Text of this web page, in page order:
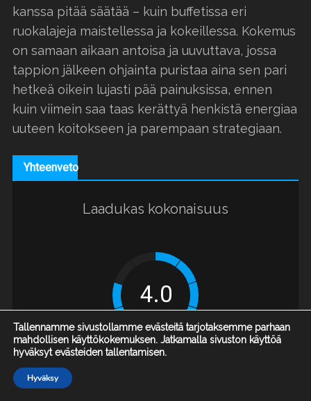
kanssa pitää säätää – kuin buffetissa eri
ruokalajeja maistellessa ja kokeillessa. Kokemus
on samaan aikaan antoisa ja uuvuttava, jossa
tappion jälkeen ohjainta puristaa aina sen pari
hetkeä oikein lujasti pää painuksissa, ennen
kuin viimein saa taas kerättyä henkistä energiaa
uuteen koitokseen ja parempaan strategiaan.
Yhteenveto
Laadukas kokonaisuus
Hyvää
Tallennamme sivustollamme evästeitä tarjotaksemme parhaan
mahdollisen käyttökokemuksen. Jatkamalla sivuston käyttöä
hyväksyt evästeiden tallentamisen.
Hyväksy
Etusivu